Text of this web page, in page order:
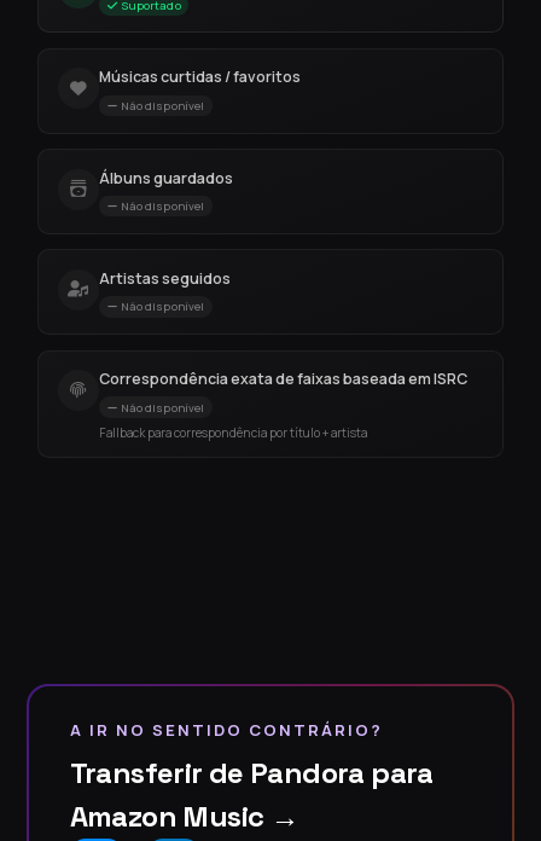
Suportado
Músicas curtidas / favoritos
Não disponível
Álbuns guardados
Não disponível
Artistas seguidos
Não disponível
Correspondência exata de faixas baseada em ISRC
Não disponível
Fallback para correspondência por título + artista
A IR NO SENTIDO CONTRÁRIO?
Transferir de Pandora para
Amazon Music →